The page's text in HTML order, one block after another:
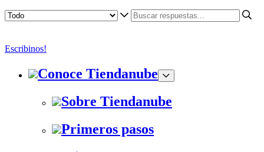
Escribinos!
Conoce Tiendanube
Sobre Tiendanube
Primeros pasos